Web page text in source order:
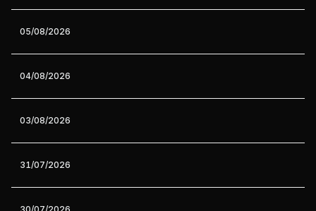
05/08/2026
04/08/2026
03/08/2026
31/07/2026